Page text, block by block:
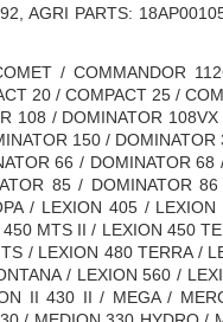
AGRI PARTS:
/ COMMANDOR
20 / COMPACT 25 /
108 / DOMINATOR
150 / DOMINATOR
66 / DOMINATOR 68
85 / DOMINATOR
/ LEXION 405 /
MTS II / LEXION 450
/ LEXION 480 TERRA /
/ LEXION 560 /
II 430 II / MEGA /